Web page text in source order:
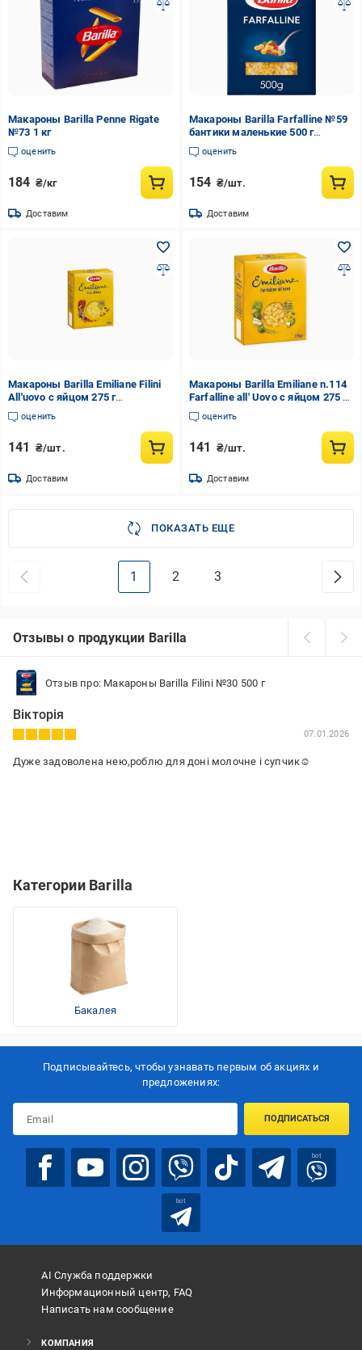
Макароны Barilla Penne Rigate
№73 1 кг
оценить
184 ₴/кг
Доставим
Макароны Barilla Farfalline №59
бантики маленькие 500 г
(19084066)
оценить
154 ₴/шт.
Доставим
Макароны Barilla Emiliane Filini
All'uovo с яйцом 275 г
(2509699691)
оценить
141 ₴/шт.
Доставим
Макароны Barilla Emiliane n.114
Farfalline all' Uovo с яйцом 275 г
(13894988)
оценить
141 ₴/шт.
Доставим
ПОКАЗАТЬ ЕЩЕ
1 2 3
Отзывы о продукции Barilla
Отзыв про: Макароны Barilla Filini №30 500 г
Вікторія
07.01.2026
Дуже задоволена нею,роблю для доні молочне і супчик☺️
Категории Barilla
Бакалея
Подписывайтесь, чтобы узнавать первым об акцияx и
предложениях:
ПОДПИСАТЬСЯ
bot
bot
AI Служба поддержки
Информационный центр, FAQ
Написать нам сообщение
КОМПАНИЯ